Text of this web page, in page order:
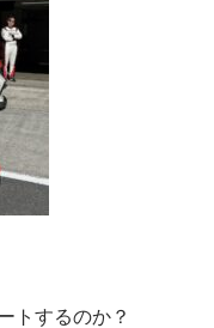
トするのか？